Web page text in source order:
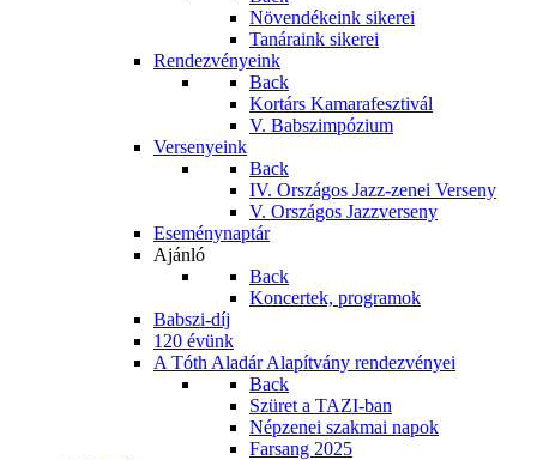
Növendékeink sikerei
Tanáraink sikerei
Rendezvényeink
Back
Kortárs Kamarafesztivál
V. Babszimpózium
Versenyeink
Back
IV. Országos Jazz-zenei Verseny
V. Országos Jazzverseny
Eseménynaptár
Ajánló
Back
Koncertek, programok
Babszi-díj
120 évünk
A Tóth Aladár Alapítvány rendezvényei
Back
Szüret a TAZI-ban
Népzenei szakmai napok
Farsang 2025